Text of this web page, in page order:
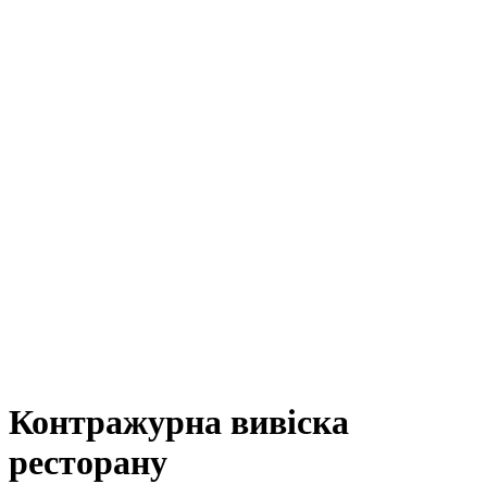
Контражурна вивіска
ресторану